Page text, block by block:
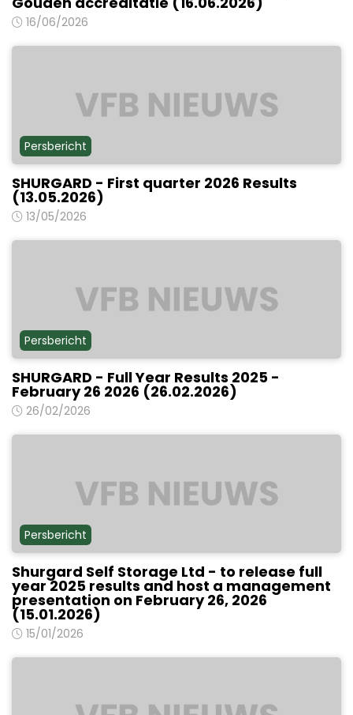
16/06/2026
Persbericht
SHURGARD - First quarter 2026 Results
(13.05.2026)
13/05/2026
Persbericht
SHURGARD - Full Year Results 2025 -
February 26 2026 (26.02.2026)
26/02/2026
Persbericht
Shurgard Self Storage Ltd - to release full
year 2025 results and host a management
presentation on February 26, 2026
(15.01.2026)
15/01/2026